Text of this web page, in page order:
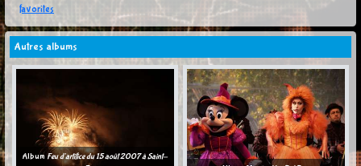
favorites
Autres albums
Album Feu d'artifice du 15 août 2007 à Saint-